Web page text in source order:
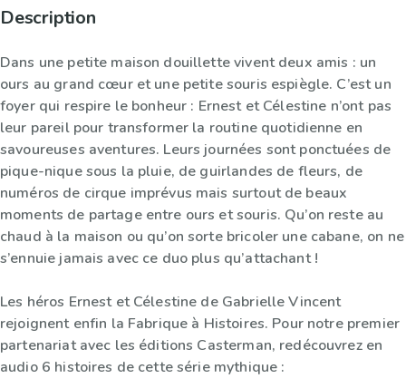
Description
Dans une petite maison douillette vivent deux amis : un
ours au grand cœur et une petite souris espiègle. C’est un
foyer qui respire le bonheur : Ernest et Célestine n’ont pas
leur pareil pour transformer la routine quotidienne en
savoureuses aventures. Leurs journées sont ponctuées de
pique-nique sous la pluie, de guirlandes de fleurs, de
numéros de cirque imprévus mais surtout de beaux
moments de partage entre ours et souris. Qu’on reste au
chaud à la maison ou qu’on sorte bricoler une cabane, on ne
s’ennuie jamais avec ce duo plus qu’attachant !
Les héros Ernest et Célestine de Gabrielle Vincent
rejoignent enfin la Fabrique à Histoires. Pour notre premier
partenariat avec les éditions Casterman, redécouvrez en
audio 6 histoires de cette série mythique :